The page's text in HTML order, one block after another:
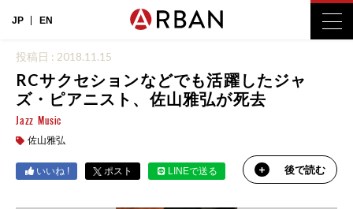
JP EN
投稿日 : 2018.11.15
RCサクセションなどでも活躍したジャ
ズ・ピアニスト、佐山雅弘が死去
Jazz Music
佐山雅弘
いいね ! ポスト LINEで送る 後で読む